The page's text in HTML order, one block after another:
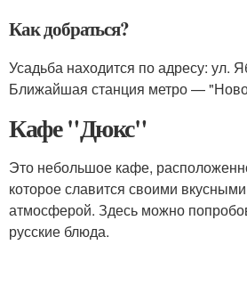
Как добраться?
Усадьба находится по адресу: ул.
Ближайшая станция метро —
Кафе "Дюкс"
Это небольшое кафе,
которое славится своими
атмосферой. Здесь можно
русские блюда.